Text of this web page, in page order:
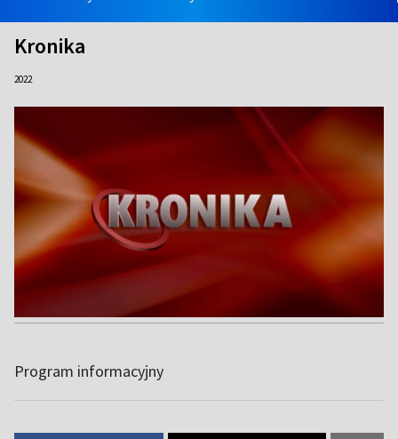
Kronika
2022
Program informacyjny